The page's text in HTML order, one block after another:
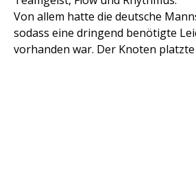
Von allem hatte die deutsche
sodass eine dringend benötigte
vorhanden war. Der Knoten